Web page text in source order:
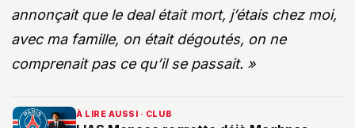
annonçait que le deal était mort, j’étais chez moi,
avec ma famille, on était dégoutés, on ne
comprenait pas ce qu’il se passait. »
À LIRE AUSSI · CLUB